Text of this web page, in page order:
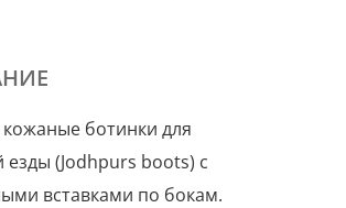
ботинки для
езды (Jodhpurs boots) с
вставками по бокам.